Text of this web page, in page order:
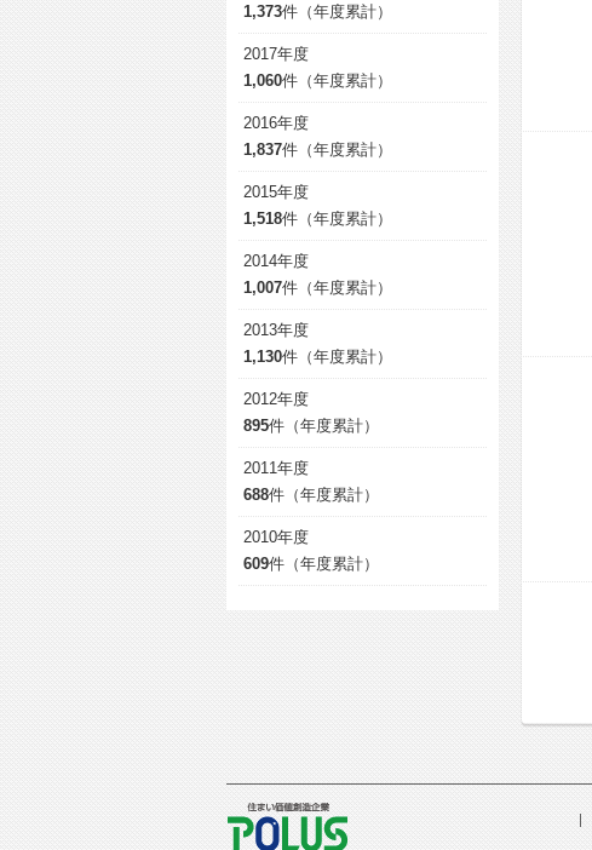
1,373件（年度累計）
2017年度
1,060件（年度累計）
2016年度
1,837件（年度累計）
2015年度
1,518件（年度累計）
2014年度
1,007件（年度累計）
2013年度
1,130件（年度累計）
2012年度
895件（年度累計）
2011年度
688件（年度累計）
2010年度
609件（年度累計）